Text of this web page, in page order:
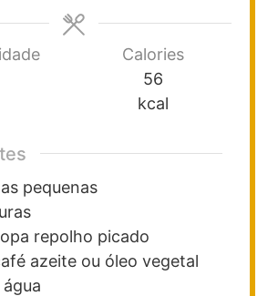
Calories
56
kcal
pequenas
repolho picado
azeite ou óleo vegetal
água